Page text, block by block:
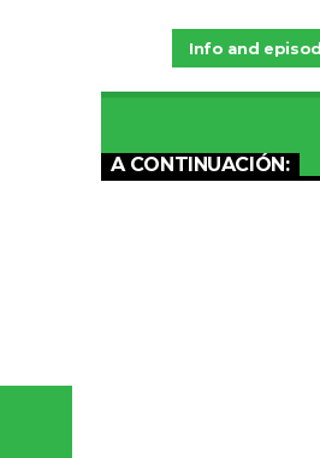
Info and
A CONTINUACIÓN: